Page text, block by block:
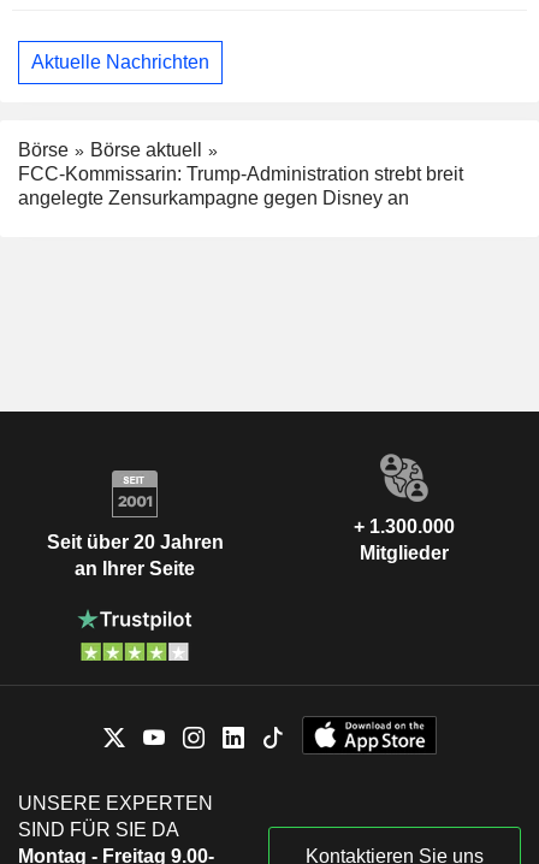
Aktuelle Nachrichten
Börse
Börse aktuell
FCC-Kommissarin: Trump-Administration strebt breit
angelegte Zensurkampagne gegen Disney an
Seit über 20 Jahren
an Ihrer Seite
+ 1.300.000
Mitglieder
UNSERE EXPERTEN
SIND FÜR SIE DA
Montag - Freitag 9.00-
Kontaktieren Sie uns